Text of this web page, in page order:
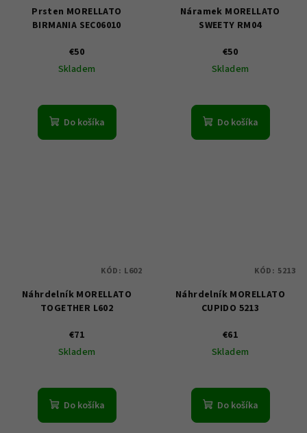
Prsten MORELLATO
BIRMANIA SEC06010
€50
Skladem
Do košíka
Náramek MORELLATO
SWEETY RM04
€50
Skladem
Do košíka
Náhrdelník MORELLATO
TOGETHER L602
€71
Skladem
Do košíka
KÓD: L602
Náhrdelník MORELLATO
CUPIDO 5213
€61
Skladem
Do košíka
KÓD: 5213